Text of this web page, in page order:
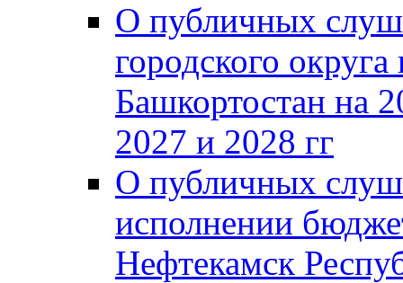
О публичных
городского
Башкортостан на
2027 и 2028 гг
О публичных
исполнении
Нефтекамск